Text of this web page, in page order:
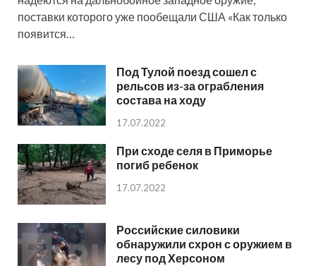
поставки которого уже пообещали США «Как только
появится…
Под Тулой поезд сошел с
рельсов из-за ограбления
состава на ходу
17.07.2022
При сходе селя в Приморье
погиб ребенок
17.07.2022
Российские силовики
обнаружили схрон с оружием в
лесу под Херсоном